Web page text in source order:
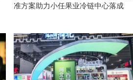
准方案助力小任果业冷链中心落成